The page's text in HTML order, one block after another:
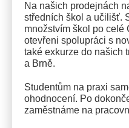
Na našich prodejnách
středních škol a učilišť.
množstvím škol po celé
otevřeni spolupráci s
také exkurze do našich
a Brně.
Studentům na praxi
ohodnocení. Po
zaměstnáme na